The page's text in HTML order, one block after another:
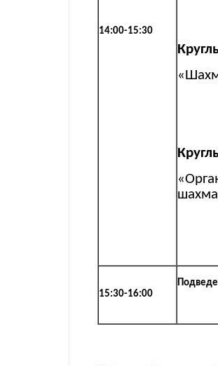
14:00-15:30
15:30-16:00